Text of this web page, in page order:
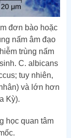
đơn bào hoặc
nấm âm đạo
trùng nấm
C. albicans
tuy nhiên,
và lớn hơn
Kỳ).
học quan tâm